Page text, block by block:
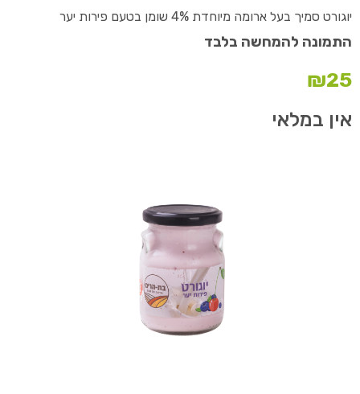
יוגורט סמיך בעל ארומה מיוחדת 4% שומן בטעם פירות יער
התמונה להמחשה בלבד
₪25
אין במלאי